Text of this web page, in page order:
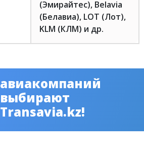
(Эмирайтес), Belavia
(Белавиа), LOT (Лот),
KLM (КЛМ) и др.
авиакомпаний
выбирают
Transavia.kz!